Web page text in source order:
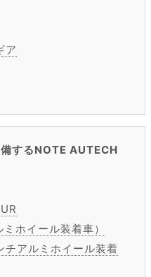
ア
するNOTE AUTECH
ホイール装着車）
チアルミホイール装着